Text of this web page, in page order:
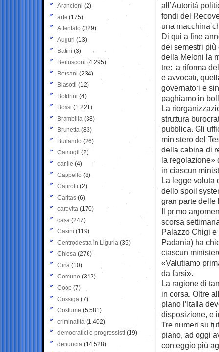
all’Autorità
fondi del
una macchina
Di qui a fine
dei semestri più
della Meloni la
tre: la riforma
e avvocati,
governatori e
paghiamo in
La
struttura
pubblica. Gli
ministero del
della cabina di
la regolazione»
in ciascun
La legge voluta
dello spoil
gran parte delle
Il primo
scorsa
Palazzo Chigi e
Padania) ha
ciascun
«Valutiamo
da farsi».
La ragione di
in corsa. Oltre
piano l’Italia
disposizione, e
Tre numeri su
piano, ad oggi
conteggio più
Arancioni (2)
arte (175)
Attentato (329)
Auguri (13)
Batini (3)
Berlusconi (4.295)
Bersani (234)
Biasotti (12)
Boldrini (4)
Bossi (1.221)
Brambilla (38)
Brunetta (83)
Burlando (26)
Camogli (2)
canile (4)
Cappello (8)
Caprotti (2)
Caritas (6)
carovita (170)
casa (247)
Casini (119)
Centrodestra in Liguria (35)
Chiesa (276)
Cina (10)
Comune (342)
Coop (7)
Cossiga (7)
Costume (5.581)
criminalità (1.402)
democratici e progressisti (19)
denuncia (14.528)